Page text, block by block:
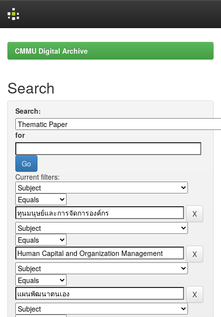
navigationCMMU Digital Archive
Search
Search:
for
Current filters: